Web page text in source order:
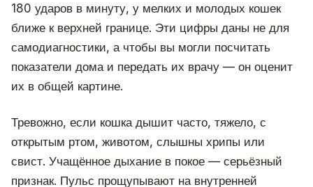
180 ударов в минуту, у мелких и молодых кошек
ближе к верхней границе. Эти цифры даны не для
самодиагностики, а чтобы вы могли посчитать
показатели дома и передать их врачу — он оценит
их в общей картине.
Тревожно, если кошка дышит часто, тяжело, с
открытым ртом, животом, слышны хрипы или
свист. Учащённое дыхание в покое — серьёзный
признак. Пульс прощупывают на внутренней